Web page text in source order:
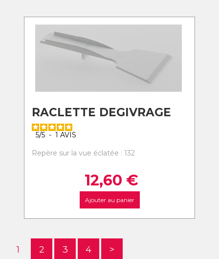
RACLETTE DEGIVRAGE
5/5 - 1 AVIS
Repère sur la vue éclatée : 132
12,60 €
Ajouter au panier
1 2 3 4 >